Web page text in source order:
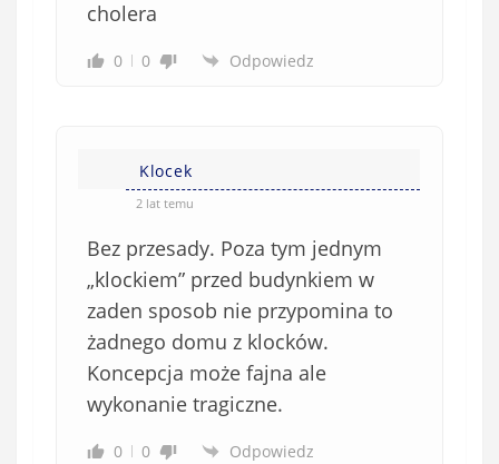
cholera
0 0 Odpowiedz
Klocek
2 lat temu
Bez przesady. Poza tym jednym
„klockiem” przed budynkiem w
zaden sposob nie przypomina to
żadnego domu z klocków.
Koncepcja może fajna ale
wykonanie tragiczne.
0 0 Odpowiedz